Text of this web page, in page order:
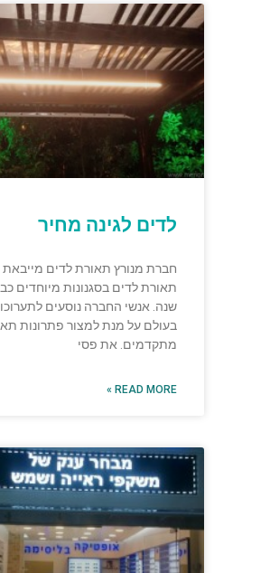
לדים לגינה מחיר
חברת מנורץ תאורת לדים מייבאת
שנה. אנשי החברה נוסעים
בעולם על מנת למצור פתרונות
מתקדמים. את פסי
READ MORE »